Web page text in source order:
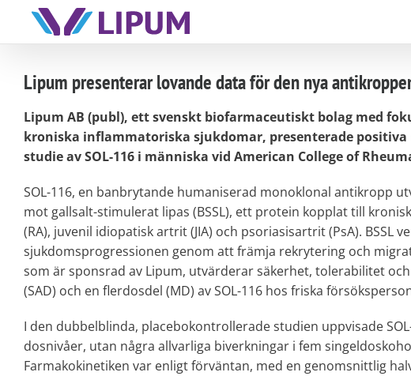
content
Lipum presenterar lovande data för den nya
Lipum AB (publ), ett svenskt biofarmaceutiskt bolag med
kroniska inflammatoriska sjukdomar, presenterade
studie av SOL-116 i människa vid American College of
SOL-116, en banbrytande humaniserad monoklonal antikropp
mot gallsalt-stimulerat lipas (BSSL), ett protein kopplat till
(RA), juvenil idiopatisk artrit (JIA) och psoriasisartrit (PsA). BSSL
sjukdomsprogressionen genom att främja rekrytering och
som är sponsrad av Lipum, utvärderar säkerhet, tolerabilitet
(SAD) och en flerdosdel (MD) av SOL-116 hos friska
I den dubbelblinda, placebokontrollerade studien uppvisade
dosnivåer, utan några allvarliga biverkningar i fem
Farmakokinetiken var enligt förväntan, med en genomsnittlig